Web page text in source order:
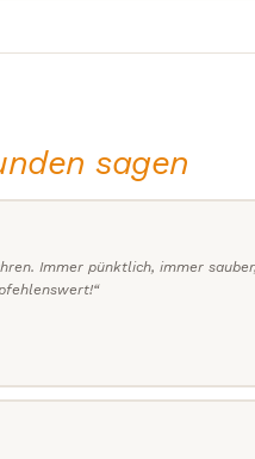
sagen
Immer pünktlich, immer